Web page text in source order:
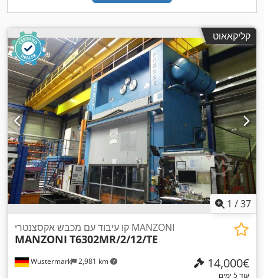
קליקאאוט
1 /37
Wustermark 2,981 km
קו עיבוד עם מכבש אקסצנטרי MANZONI
MANZONI T6302MR/2/12/TE
‏14,000 ‏€
עוד 5 ימים